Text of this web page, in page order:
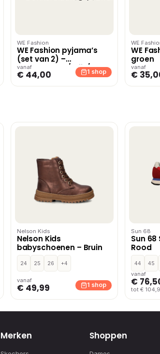
WE Fashion
WE Fashion pyjama’s
(set van 2) –
Donkerblauw/grijs/zwart
vanaf
€ 44,00 1 shop
WE
WE
groen
vanaf
€
Nelson Kids
Nelson Kids
babyschoenen – Bruin
24 25 26 +4
vanaf
€ 49,99 1 shop
Sun 68
Sun 68
Rood
44 45
vanaf
€
tot €
Merken Shoppen